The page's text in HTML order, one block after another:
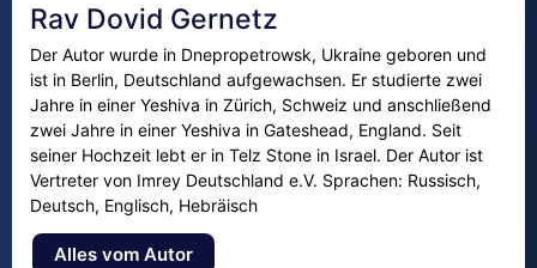
Rav Dovid Gernetz
Der Autor wurde in Dnepropetrowsk, Ukraine geboren und
ist in Berlin, Deutschland aufgewachsen. Er studierte zwei
Jahre in einer Yeshiva in Zürich, Schweiz und anschließend
zwei Jahre in einer Yeshiva in Gateshead, England. Seit
seiner Hochzeit lebt er in Telz Stone in Israel. Der Autor ist
Vertreter von Imrey Deutschland e.V. Sprachen: Russisch,
Deutsch, Englisch, Hebräisch
Alles vom Autor